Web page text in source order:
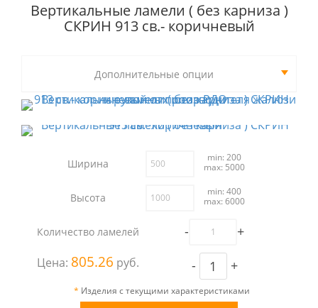
Вертикальные ламели ( без карниза )
СКРИН 913 св.- коричневый
Дополнительные опции
Ширина
min: 200
max: 5000
Высота
min: 400
max: 6000
Количество ламелей - +
Цена: 805.26 руб. - +
* Изделия с текущими характеристиками